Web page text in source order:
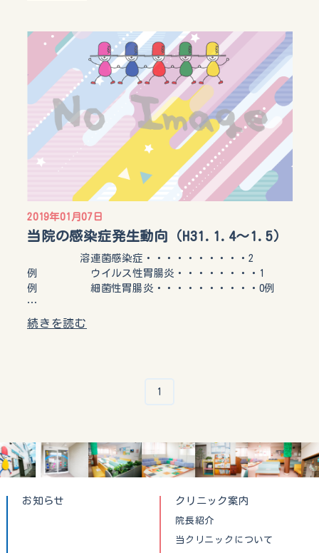
2019年01月07日
当院の感染症発生動向（H31.1.4～1.5）
溶連菌感染症・・・・・・・・・・2
例 ウイルス性胃腸炎・・・・・・・・1
例 細菌性胃腸炎・・・・・・・・・・0例
…
続きを読む
1
お知らせ クリニック案内
院長紹介
当クリニックについて